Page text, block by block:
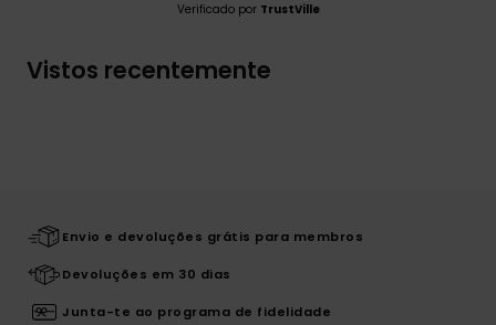
Verificado por TrustVille
Vistos recentemente
Envio e devoluções grátis para membros
Devoluções em 30 dias
Junta-te ao programa de fidelidade